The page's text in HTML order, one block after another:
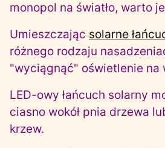
monopol na światło, warto
Umieszczając solarne
różnego rodzaju
"wyciągnąć" oświetlenie na
LED-owy łańcuch solarny
ciasno wokół pnia drzewa
krzew.